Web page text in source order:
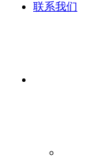
联系我们